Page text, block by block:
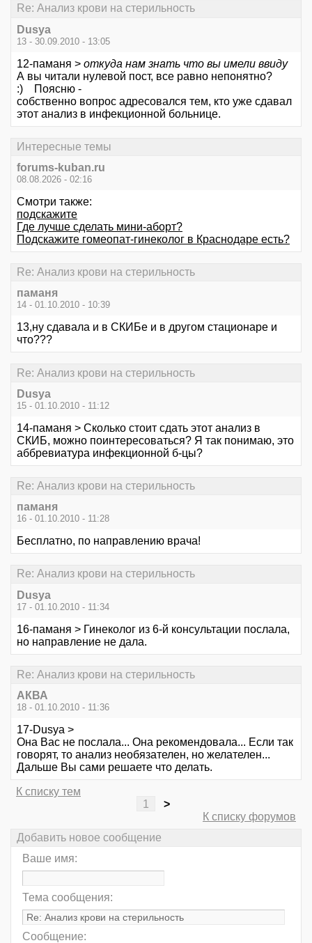
Re: Анализ крови на стерильность
Dusya
13 - 30.09.2010 - 13:05
12-паманя > откуда нам знать что вы имели ввиду
А вы читали нулевой пост, все равно непонятно?
:) Поясню -
собственно вопрос адресовался тем, кто уже сдавал
этот анализ в инфекционной больнице.
Интересные темы
forums-kuban.ru
08.08.2026 - 02:16
Смотри также:
подскажите
Где лучше сделать мини-аборт?
Подскажите гомеопат-гинеколог в Краснодаре есть?
Re: Анализ крови на стерильность
паманя
14 - 01.10.2010 - 10:39
13,ну сдавала и в СКИБе и в другом стационаре и
что???
Re: Анализ крови на стерильность
Dusya
15 - 01.10.2010 - 11:12
14-паманя > Сколько стоит сдать этот анализ в
СКИБ, можно поинтересоваться? Я так понимаю, это
аббревиатура инфекционной б-цы?
Re: Анализ крови на стерильность
паманя
16 - 01.10.2010 - 11:28
Бесплатно, по направлению врача!
Re: Анализ крови на стерильность
Dusya
17 - 01.10.2010 - 11:34
16-паманя > Гинеколог из 6-й консультации послала,
но направление не дала.
Re: Анализ крови на стерильность
АКВА
18 - 01.10.2010 - 11:36
17-Dusya >
Она Вас не послала... Она рекомендовала... Если так
говорят, то анализ необязателен, но желателен...
Дальше Вы сами решаете что делать.
К списку тем
1
>
К списку форумов
Добавить новое сообщение
Ваше имя:
Тема сообщения:
Сообщение: